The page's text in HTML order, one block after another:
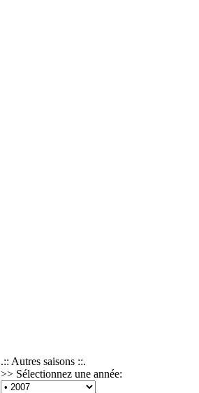
.:: Autres saisons ::.
>> Sélectionnez une année: